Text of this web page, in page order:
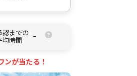
認までの
均時間 -
ンが当たる！